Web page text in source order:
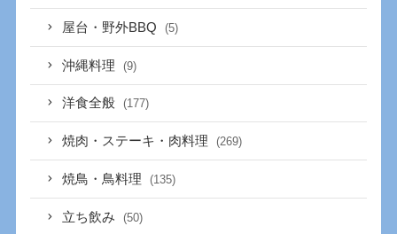
屋台・野外BBQ (5)
沖縄料理 (9)
洋食全般 (177)
焼肉・ステーキ・肉料理 (269)
焼鳥・鳥料理 (135)
立ち飲み (50)